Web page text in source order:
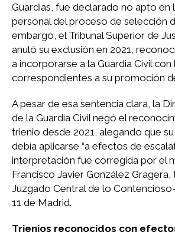
Guardias, fue declarado no apto en
personal del proceso de selección
embargo, el Tribunal Superior de
anuló su exclusión en 2021,
a incorporarse a la Guardia Civil
correspondientes a su promoción
A pesar de esa sentencia clara, la
de la Guardia Civil negó el
trienio desde 2021, alegando que
debía aplicarse “a efectos de
interpretación fue corregida por el
Francisco Javier González Gragera,
Juzgado Central de lo
11 de Madrid.
Trienios reconocidos con